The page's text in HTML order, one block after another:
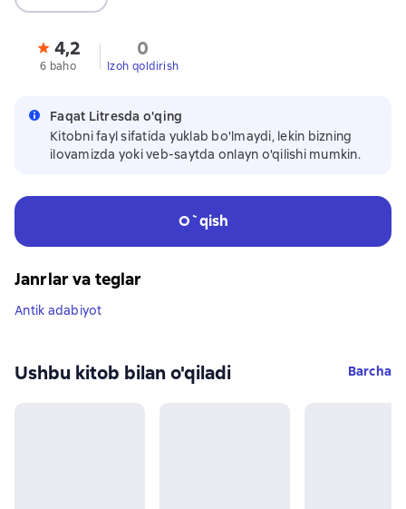
4,2
6 baho
0
Izoh qoldirish
Faqat Litresda o'qing
Kitobni fayl sifatida yuklab bo'lmaydi, lekin bizning
ilovamizda yoki veb-saytda onlayn o'qilishi mumkin.
O`qish
Janrlar va teglar
Antik adabiyot
Ushbu kitob bilan o'qiladi Barcha